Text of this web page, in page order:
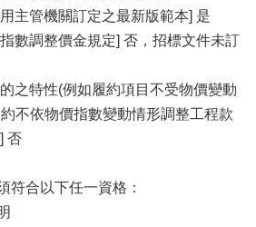
主管機關訂定之最新版範本] 是
數調整價金規定] 否，招標文件未訂
之特性(例如履約項目不受物價變動
不依物價指數變動情形調整工程款
否
符合以下任一資格：